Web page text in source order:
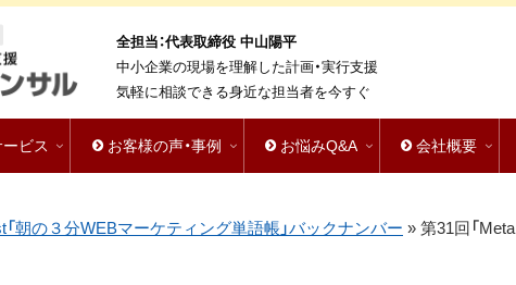
全担当：代表取締役 中山陽平
中小企業の現場を理解した計画・実行支援
気軽に相談できる身近な担当者を今すぐ
ビス お客様の声・事例 お悩みQ&A 会社概要
「朝の３分WEBマーケティング単語帳」バックナンバー » 第31回「Meta